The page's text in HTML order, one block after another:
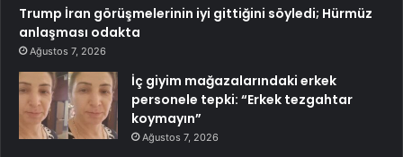
Trump İran görüşmelerinin iyi gittiğini söyledi; Hürmüz
anlaşması odakta
Ağustos 7, 2026
İç giyim mağazalarındaki erkek
personele tepki: “Erkek tezgahtar
koymayın”
Ağustos 7, 2026